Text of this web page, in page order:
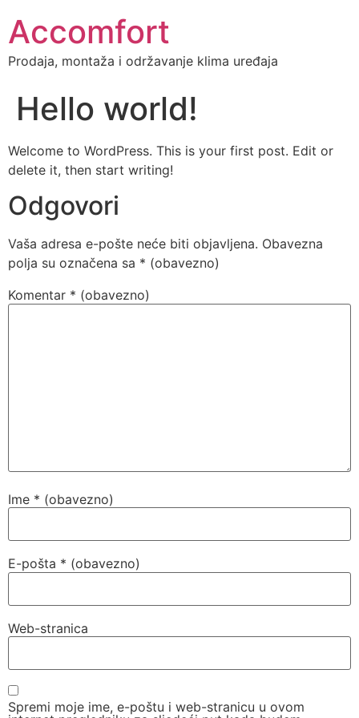
Accomfort
Prodaja, montaža i održavanje klima uređaja
Hello world!
Welcome to WordPress. This is your first post. Edit or
delete it, then start writing!
Odgovori
Vaša adresa e-pošte neće biti objavljena. Obavezna
polja su označena sa * (obavezno)
Komentar * (obavezno)
Ime * (obavezno)
E-pošta * (obavezno)
Web-stranica
Spremi moje ime, e-poštu i web-stranicu u ovom